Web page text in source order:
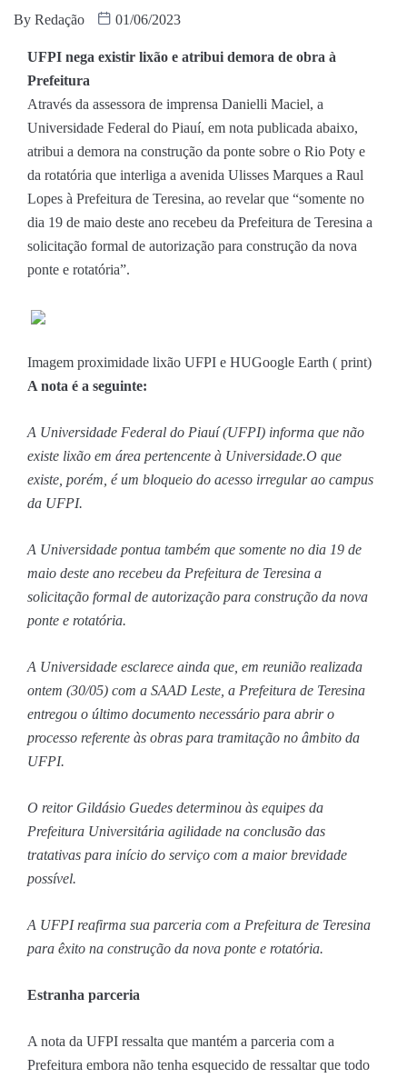
By Redação 01/06/2023
UFPI nega existir lixão e atribui demora de obra à
Prefeitura
Através da assessora de imprensa Danielli Maciel, a
Universidade Federal do Piauí, em nota publicada abaixo,
atribui a demora na construção da ponte sobre o Rio Poty e
da rotatória que interliga a avenida Ulisses Marques a Raul
Lopes à Prefeitura de Teresina, ao revelar que “somente no
dia 19 de maio deste ano recebeu da Prefeitura de Teresina a
solicitação formal de autorização para construção da nova
ponte e rotatória”.
Imagem proximidade lixão UFPI e HUGoogle Earth ( print)
A nota é a seguinte:
A Universidade Federal do Piauí (UFPI) informa que não
existe lixão em área pertencente à Universidade.O que
existe, porém, é um bloqueio do acesso irregular ao campus
da UFPI.
A Universidade pontua também que somente no dia 19 de
maio deste ano recebeu da Prefeitura de Teresina a
solicitação formal de autorização para construção da nova
ponte e rotatória.
A Universidade esclarece ainda que, em reunião realizada
ontem (30/05) com a SAAD Leste, a Prefeitura de Teresina
entregou o último documento necessário para abrir o
processo referente às obras para tramitação no âmbito da
UFPI.
O reitor Gildásio Guedes determinou às equipes da
Prefeitura Universitária agilidade na conclusão das
tratativas para início do serviço com a maior brevidade
possível.
A UFPI reafirma sua parceria com a Prefeitura de Teresina
para êxito na construção da nova ponte e rotatória.
Estranha parceria
A nota da UFPI ressalta que mantém a parceria com a
Prefeitura embora não tenha esquecido de ressaltar que todo